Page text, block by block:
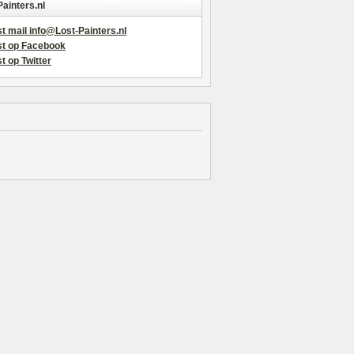
mail info@Lost-Painters.nl
op Facebook
op Twitter